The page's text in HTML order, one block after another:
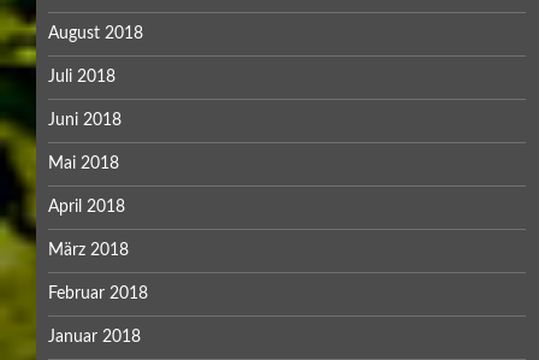
August 2018
Juli 2018
Juni 2018
Mai 2018
April 2018
März 2018
Februar 2018
Januar 2018